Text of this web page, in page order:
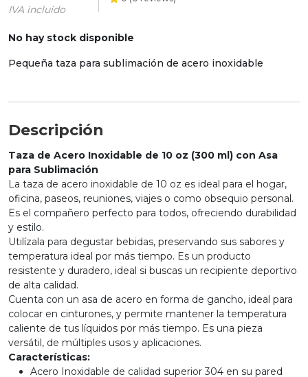
IVA incluido
No hay stock disponible
Pequeña taza para sublimación de acero inoxidable
Descripción
Taza de Acero Inoxidable de 10 oz (300 ml) con Asa
para Sublimación
La taza de acero inoxidable de 10 oz es ideal para el hogar,
oficina, paseos, reuniones, viajes o como obsequio personal.
Es el compañero perfecto para todos, ofreciendo durabilidad
y estilo.
Utilízala para degustar bebidas, preservando sus sabores y
temperatura ideal por más tiempo. Es un producto
resistente y duradero, ideal si buscas un recipiente deportivo
de alta calidad.
Cuenta con un asa de acero en forma de gancho, ideal para
colocar en cinturones, y permite mantener la temperatura
caliente de tus líquidos por más tiempo. Es una pieza
versátil, de múltiples usos y aplicaciones.
Características:
Acero Inoxidable de calidad superior 304 en su pared